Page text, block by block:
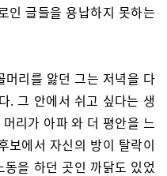
인 글들을 용납하지 못하는
머리를 앓던 그는 저녁을 다
. 그 안에서 쉬고 싶다는 생
리가 아파 와 더 평안을 느
보에서 자신의 방이 탈락이
을 하던 곳인 까닭도 있었